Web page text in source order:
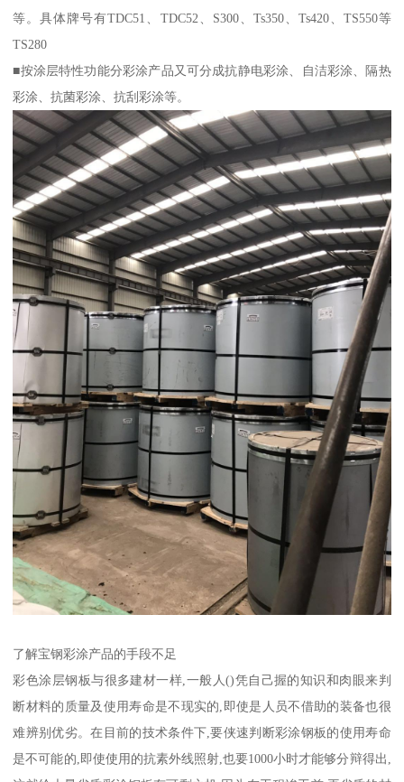
等。具体牌号有TDC51、TDC52、S300、Ts350、Ts420、TS550等
TS280
■按涂层特性功能分彩涂产品又可分成抗静电彩涂、自洁彩涂、隔热
彩涂、抗菌彩涂、抗刮彩涂等。
了解宝钢彩涂产品的手段不足
彩色涂层钢板与很多建材一样,一般人()凭自己握的知识和肉眼来判
断材料的质量及使用寿命是不现实的,即使是人员不借助的装备也很
难辨别优劣。在目前的技术条件下,要侠速判断彩涂钢板的使用寿命
是不可能的,即使使用的抗素外线照射,也要1000小时才能够分辩得出,